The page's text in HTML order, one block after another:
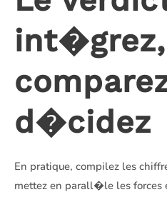
int�grez,
d�cidez
En pratique, compilez les
mettez en parall�le les forces